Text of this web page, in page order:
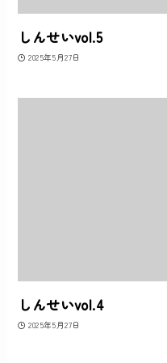
しんせいvol.5
2025年5月27日
しんせいvol.4
2025年5月27日